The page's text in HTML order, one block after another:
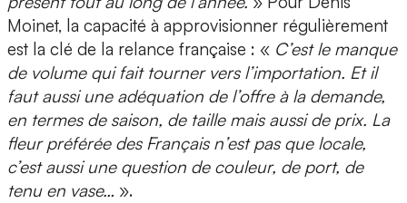
Moinet, la capacité à approvisionner régulièrement
est la clé de la relance française : « C’est le manque
de volume qui fait tourner vers l’importation. Et il
faut aussi une adéquation de l’offre à la demande,
en termes de saison, de taille mais aussi de prix. La
fleur préférée des Français n’est pas que locale,
c’est aussi une question de couleur, de port, de
tenu en vase… ».